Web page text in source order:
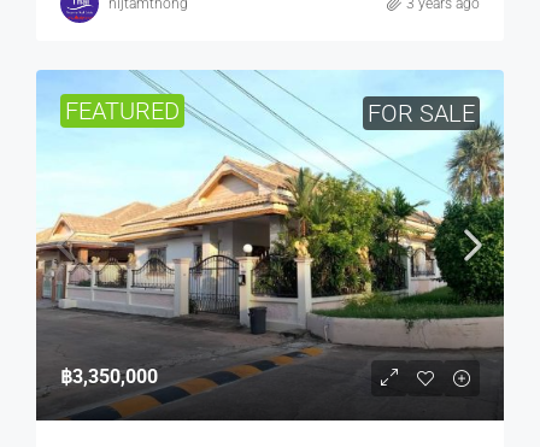
FEATURED FOR SALE
฿3,350,000